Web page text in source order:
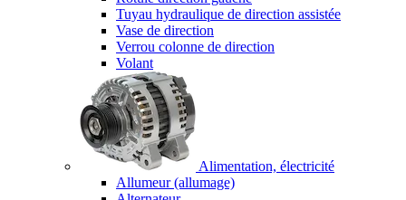
Tuyau hydraulique de direction assistée
Vase de direction
Verrou colonne de direction
Volant
Alimentation, électricité
Allumeur (allumage)